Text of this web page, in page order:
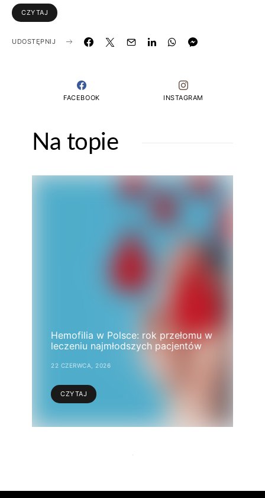
CZYTAJ
UDOSTĘPNIJ
FACEBOOK INSTAGRAM
Na topie
Hemofilia w Polsce: rok przełomu w
leczeniu najmłodszych pacjentów
22 CZERWCA, 2026
CZYTAJ